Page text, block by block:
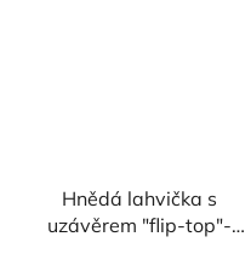
Hnědá lahvička s
uzávěrem "flip-top"-